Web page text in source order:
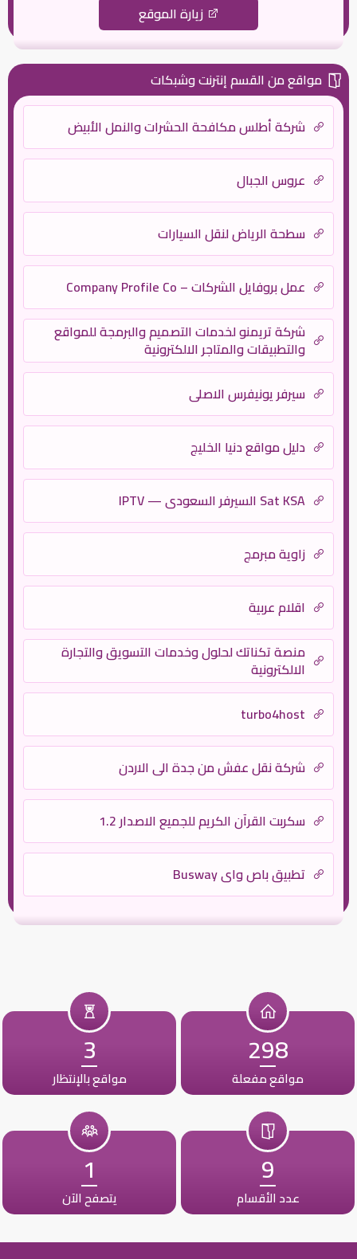
زيارة الموقع
مواقع من القسم إنترنت وشبكات
شركة أطلس مكافحة الحشرات والنمل الأبيض
عروس الجبال
سطحة الرياض لنقل السيارات
عمل بروفايل الشركات – Company Profile Co
شركة تريمنو لخدمات التصميم والبرمجة للمواقع
والتطبيقات والمتاجر الالكترونية
سيرفر يونيفرس الاصلى
دليل مواقع دنيا الخليج
Sat KSA السيرفر السعودي — IPTV
زاوية مبرمج
اقلام عربية
منصة تكناتك لحلول وخدمات التسويق والتجارة
الالكترونية
turbo4host
شركة نقل عفش من جدة الى الاردن
سكربت القرآن الكريم للجميع الاصدار 1.2
تطبيق باص واي Busway
298
مواقع مفعلة
3
مواقع بالإنتظار
9
عدد الأقسام
1
يتصفح الآن